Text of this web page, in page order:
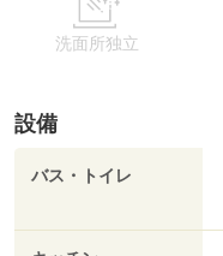
洗面所独立
設備
バス・トイレ